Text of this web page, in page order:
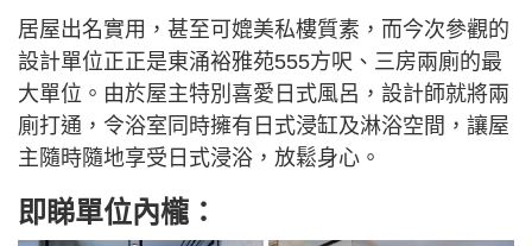
居屋出名實用，甚至可媲美私樓質素，而今次參觀的
設計單位正正是東涌裕雅苑555方呎、三房兩廁的最
大單位。由於屋主特別喜愛日式風呂，設計師就將兩
廁打通，令浴室同時擁有日式浸缸及淋浴空間，讓屋
主隨時隨地享受日式浸浴，放鬆身心。
即睇單位內櫳：